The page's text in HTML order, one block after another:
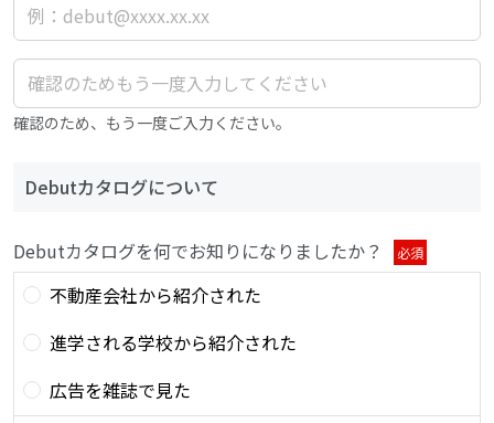
確認のため、もう一度ご入力ください。
Debutカタログについて
Debutカタログを何でお知りになりましたか？ 必須
不動産会社から紹介された
進学される学校から紹介された
広告を雑誌で見た